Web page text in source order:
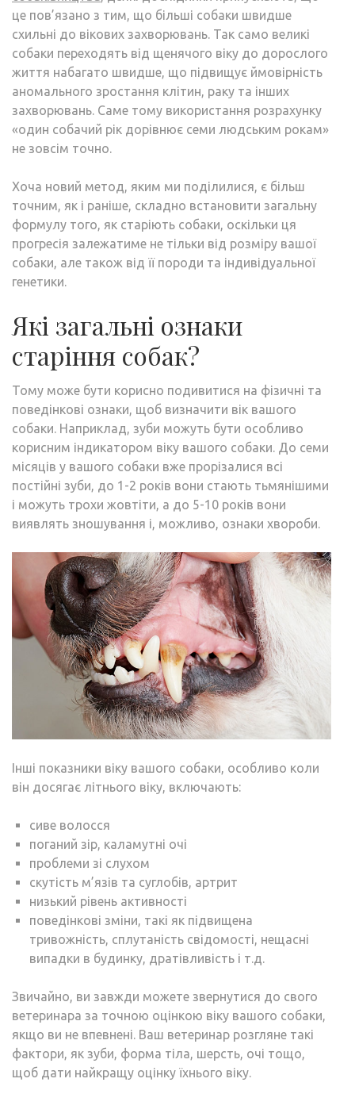
це пов’язано з тим, що більші собаки швидше
схильні до вікових захворювань. Так само великі
собаки переходять від щенячого віку до дорослого
життя набагато швидше, що підвищує ймовірність
аномального зростання клітин, раку та інших
захворювань. Саме тому використання розрахунку
«один собачий рік дорівнює семи людським рокам»
не зовсім точно.
Хоча новий метод, яким ми поділилися, є більш
точним, як і раніше, складно встановити загальну
формулу того, як старіють собаки, оскільки ця
прогресія залежатиме не тільки від розміру вашої
собаки, але також від її породи та індивідуальної
генетики.
Які загальні ознаки
старіння собак?
Тому може бути корисно подивитися на фізичні та
поведінкові ознаки, щоб визначити вік вашого
собаки. Наприклад, зуби можуть бути особливо
корисним індикатором віку вашого собаки. До семи
місяців у вашого собаки вже прорізалися всі
постійні зуби, до 1-2 років вони стають тьмянішими
і можуть трохи жовтіти, а до 5-10 років вони
виявлять зношування і, можливо, ознаки хвороби.
Інші показники віку вашого собаки, особливо коли
він досягає літнього віку, включають:
сиве волосся
поганий зір, каламутні очі
проблеми зі слухом
скутість м’язів та суглобів, артрит
низький рівень активності
поведінкові зміни, такі як підвищена
тривожність, сплутаність свідомості, нещасні
випадки в будинку, дратівливість і т.д.
Звичайно, ви завжди можете звернутися до свого
ветеринара за точною оцінкою віку вашого собаки,
якщо ви не впевнені. Ваш ветеринар розгляне такі
фактори, як зуби, форма тіла, шерсть, очі тощо,
щоб дати найкращу оцінку їхнього віку.